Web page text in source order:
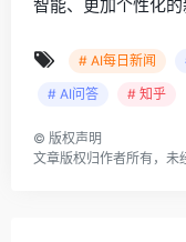
智能、更加个性化的
# AI每日新闻
# AI问答
# 知乎
© 版权声明
文章版权归作者所有，未